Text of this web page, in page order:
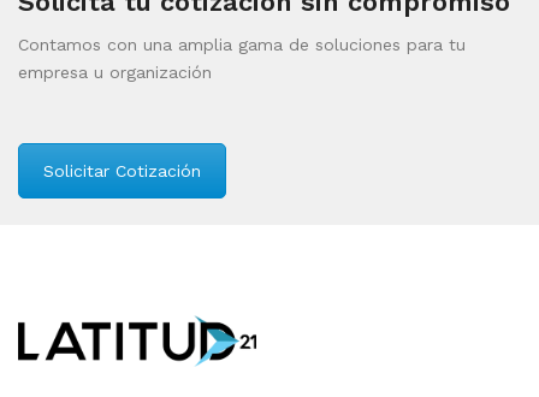
Contamos con una amplia gama de soluciones para tu
empresa u organización
Solicitar Cotización